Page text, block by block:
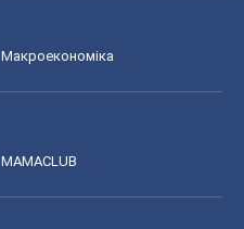
Макроекономіка
MAMACLUB